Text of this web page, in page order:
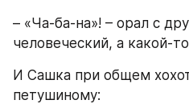
– «Ча-ба-на»! – орал с
человеческий, а какой-
И Сашка при общем
петушиному: